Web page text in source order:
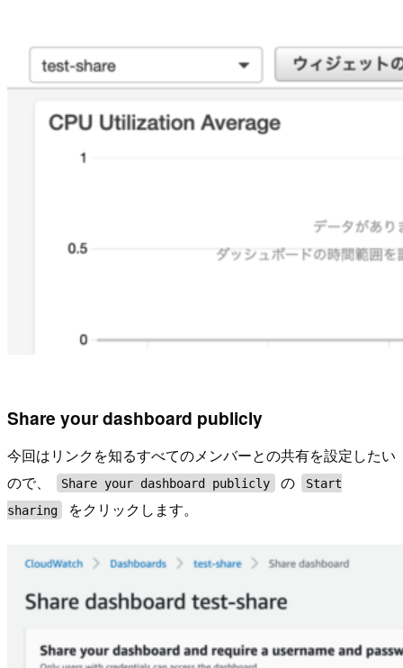
Share your dashboard publicly
今回はリンクを知るすべてのメンバーとの共有を設定したい
ので、
Share your dashboard publicly の
Start
sharing
をクリックします。